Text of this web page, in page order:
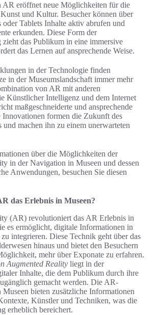
eröffnet neue Möglichkeiten für die
und Kultur. Besucher können über
oder Tablets Inhalte aktiv abrufen und
erkunden. Diese Form der
das Publikum in eine immersive
das Lernen auf ansprechende Weise.
in der Technologie finden
in der Museumslandschaft immer mehr
von AR mit anderen
Künstlicher Intelligenz und dem Internet
maßgeschneiderte und ansprechende
Innovationen formen die Zukunft des
und machen ihn zu einem unerwarteten
über die Möglichkeiten der
in der Navigation in Museen und dessen
Anwendungen, besuchen Sie diesen
das Erlebnis in Museen?
(AR) revolutioniert das AR Erlebnis in
es ermöglicht, digitale Informationen in
integrieren. Diese Technik geht über das
hinaus und bietet den Besuchern
mehr über Exponate zu erfahren.
Augmented Reality liegt in der
Inhalte, die dem Publikum durch ihre
gemacht werden. Die AR-
bieten zusätzliche Informationen
Künstler und Techniken, was die
erheblich bereichert.